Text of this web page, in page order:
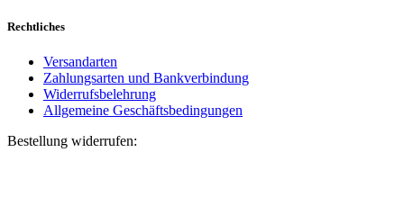
Rechtliches
Versandarten
Zahlungsarten und Bankverbindung
Widerrufsbelehrung
Allgemeine Geschäftsbedingungen
Bestellung widerrufen: